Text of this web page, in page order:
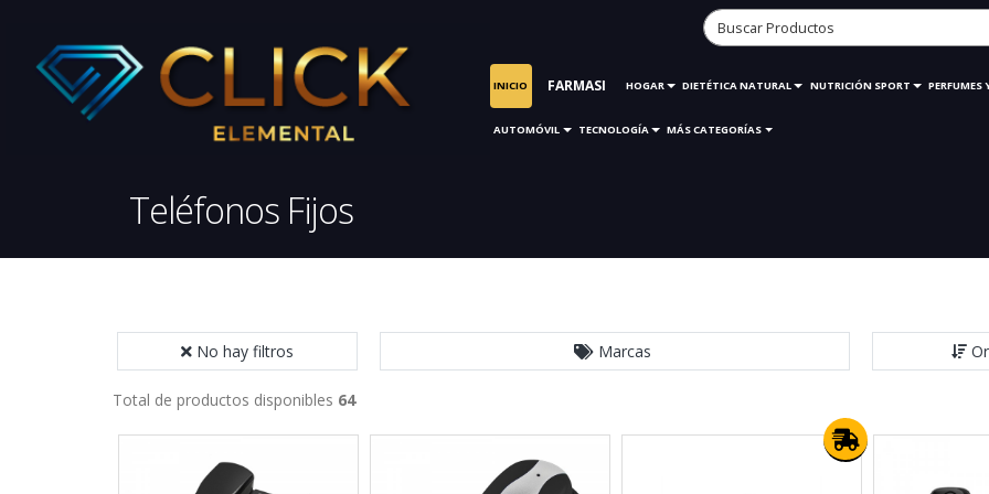
INICIO FARMASI HOGAR DIETÉTICA NATURAL NUTRICIÓN SPORT PERFUMES
AUTOMÓVIL TECNOLOGÍA MÁS CATEGORÍAS
Teléfonos Fijos
No hay filtros Marcas
Total de productos disponibles 64